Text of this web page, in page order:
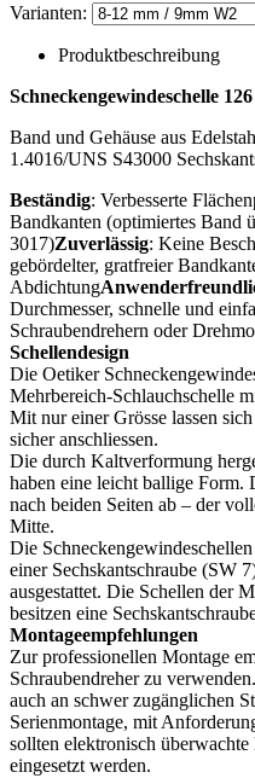
Varianten:
Produktbeschreibung
Schneckengewindeschelle
Band und Gehäuse aus
1.4016/UNS S43000
Beständig: Verbesserte
Bandkanten (optimiertes
3017)Zuverlässig: Keine
gebördelter, gratfreier
Abdichtung
Durchmesser, schnelle und
Schraubendrehern oder
Schellendesign
Die Oetiker
Mehrbereich-Schlauchschelle
Mit nur einer Grösse lassen
sicher anschliessen.
Die durch Kaltverformung
haben eine leicht ballige Form.
nach beiden Seiten ab – der
Mitte.
Die
einer Sechskantschraube (SW
ausgestattet. Die Schellen der
besitzen eine
Montageempfehlungen
Zur professionellen Montage
Schraubendreher zu
auch an schwer zugänglichen
Serienmontage, mit
sollten elektronisch
eingesetzt werden.